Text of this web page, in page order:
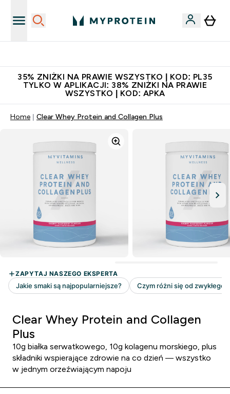
35% ZNIŻKI NA PRAWIE WSZYSTKO | KOD: PL35
TYLKO W APLIKACJI: 38% ZNIŻKI NA PRAWIE
WSZYSTKO | KOD: APKA
Home Clear Whey Protein and Collagen Plus
Clear Whey Protein and Collagen
Plus
10g białka serwatkowego, 10g kolagenu morskiego, plus
składniki wspierające zdrowie na co dzień — wszystko
w jednym orzeźwiającym napoju